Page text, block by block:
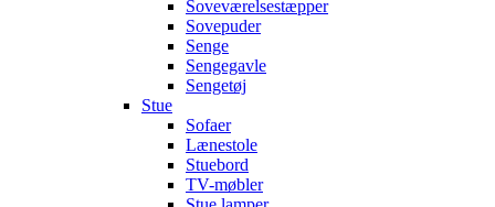
Soveværelsestæpper
Sovepuder
Senge
Sengegavle
Sengetøj
Stue
Sofaer
Lænestole
Stuebord
TV-møbler